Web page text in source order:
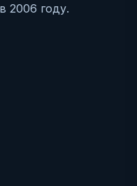
2006 году.